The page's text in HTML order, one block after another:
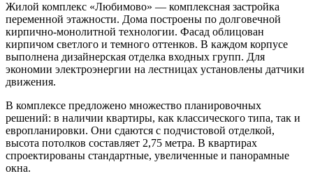
Жилой комплекс «Любимово» — комплексная застройка
переменной этажности. Дома построены по долговечной
кирпично-монолитной технологии. Фасад облицован
кирпичом светлого и темного оттенков. В каждом корпусе
выполнена дизайнерская отделка входных групп. Для
экономии электроэнергии на лестницах установлены датчики
движения.
В комплексе предложено множество планировочных
решений: в наличии квартиры, как классического типа, так и
европланировки. Они сдаются с подчистовой отделкой,
высота потолков составляет 2,75 метра. В квартирах
спроектированы стандартные, увеличенные и панорамные
окна.